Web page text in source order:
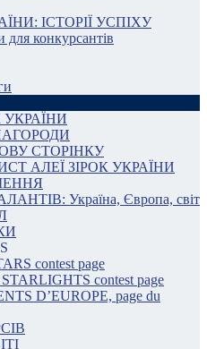
ІСТОРІЇ УСПІХУ
для конкурсантів
УКРАЇНИ
СТОРІНКУ
АЛЕЇ ЗІРОК УКРАЇНИ
Україна, Європа, світ
contest page
contest page
D’EUROPE, page du